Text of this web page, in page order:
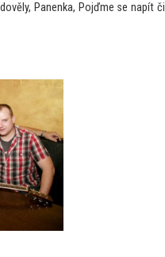
Panenka, Pojďme se napít či